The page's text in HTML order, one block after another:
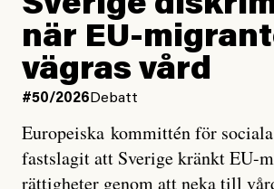
väderfenomen som uppstår när
Stilla havet blir ovanligt varmt. Det
över stora delar av världen och under
forskare allt oftare varnat för att den
Det verkar vara en underdrift, menar
när EU-
vägras vård
#50/2026 Debatt
Europeiska kommittén för
fastslagit att Sverige kränkt EU-
rättigheter genom att neka till